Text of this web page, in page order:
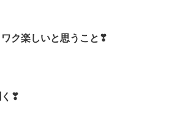
ク楽しいと思うこと❣
く❣